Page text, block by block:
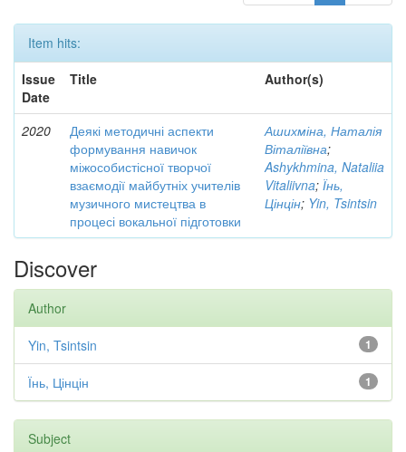
Item hits:
Issue
Date
Title Author(s)
2020
Деякі методичні аспекти
формування навичок
міжособистісної творчої
взаємодії майбутніх учителів
музичного мистецтва в
процесі вокальної підготовки
Ашихміна, Наталія
Віталіївна;
Ashykhmina, Nataliia
Vitaliivna; Їнь,
Цінцін; Yin, Tsintsin
Discover
Author
1
Yin, Tsintsin
1
Їнь, Цінцін
Subject